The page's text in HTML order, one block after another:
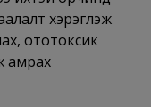
хэрэглэж
ототоксик
амрах